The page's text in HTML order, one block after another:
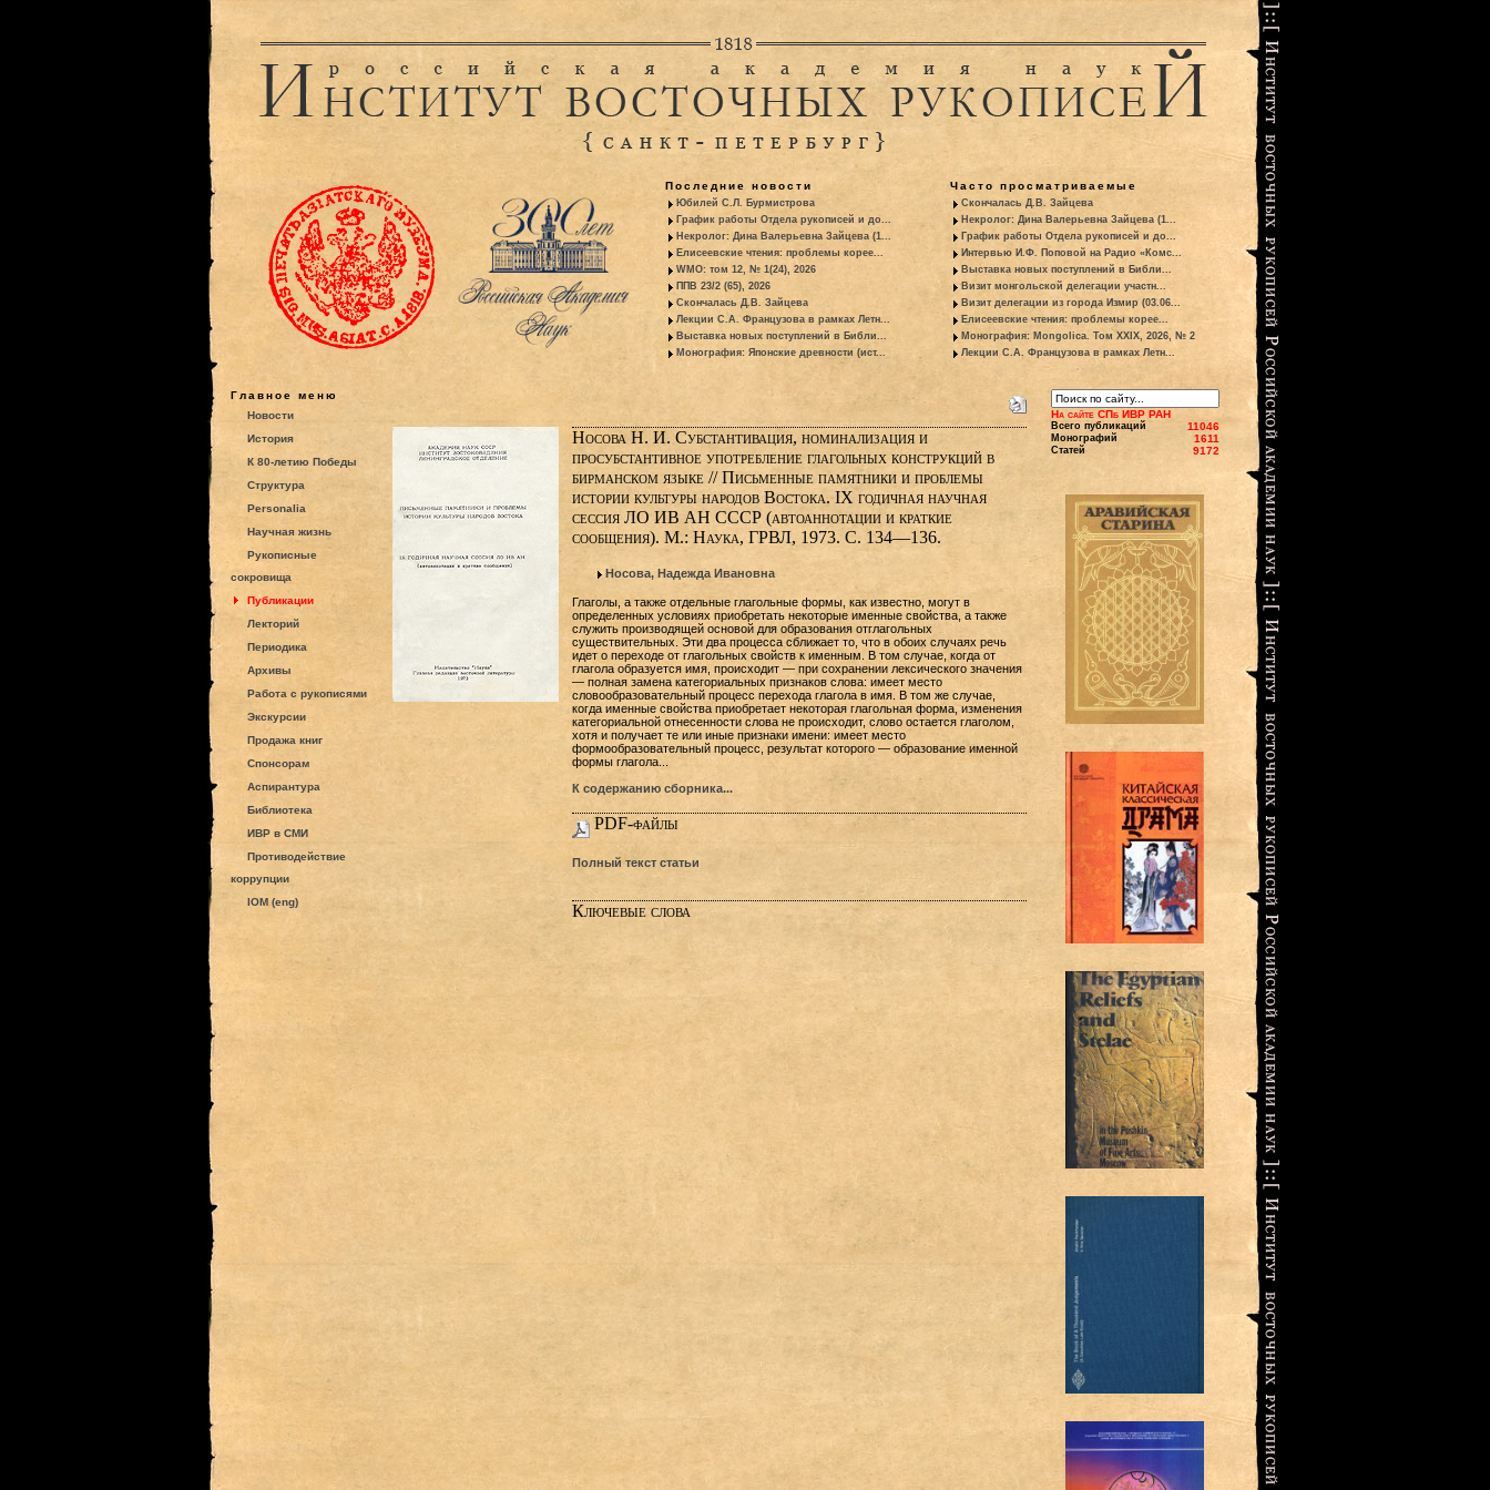
Последние новости
Юбилей С.Л. Бурмистрова
График работы Отдела рукописей и до...
Некролог: Дина Валерьевна Зайцева (1...
Елисеевские чтения: проблемы корее...
WMO: том 12, № 1(24), 2026
ППВ 23/2 (65), 2026
Скончалась Д.В. Зайцева
Лекции С.А. Французова в рамках Летн...
Выставка новых поступлений в Библи...
Монография: Японские древности (ист...
Часто просматриваемые
Скончалась Д.В. Зайцева
Некролог: Дина Валерьевна Зайцева (1...
График работы Отдела рукописей и до...
Интервью И.Ф. Поповой на Радио «Комс...
Выставка новых поступлений в Библи...
Визит монгольской делегации участн...
Визит делегации из города Измир (03.06...
Елисеевские чтения: проблемы корее...
Монография: Mongolica. Том XXIX, 2026, № 2
Лекции С.А. Французова в рамках Летн...
Главное меню
Новости
История
К 80-летию Победы
Структура
Personalia
Научная жизнь
Рукописные
сокровища
Публикации
Лекторий
Периодика
Архивы
Работа с рукописями
Экскурсии
Продажа книг
Спонсорам
Аспирантура
Библиотека
ИВР в СМИ
Противодействие
коррупции
IOM (eng)
Носова Н. И. Субстантивация, номинализация и
просубстантивное употребление глагольных конструкций в
бирманском языке // Письменные памятники и проблемы
истории культуры народов Востока. IX годичная научная
сессия ЛО ИВ АН СССР (автоаннотации и краткие
сообщения). М.: Наука, ГРВЛ, 1973. С. 134—136.
Носова, Надежда Ивановна
Глаголы, а также отдельные глагольные формы, как известно, могут в
определенных условиях приобретать некоторые именные свойства, а также
служить производящей основой для образования отглагольных
существительных. Эти два процесса сближает то, что в обоих случаях речь
идет о переходе от глагольных свойств к именным. В том случае, когда от
глагола образуется имя, происходит — при сохранении лексического значения
— полная замена категориальных признаков слова: имеет место
словообразовательный процесс перехода глагола в имя. В том же случае,
когда именные свойства приобретает некоторая глагольная форма, изменения
категориальной отнесенности слова не происходит, слово остается глаголом,
хотя и получает те или иные признаки имени: имеет место
формообразовательный процесс, результат которого — образование именной
формы глагола...
К содержанию сборника...
PDF-файлы
Полный текст статьи
Ключевые слова
На сайте СПб ИВР РАН
Всего публикаций 11046
Монографий 1611
Статей 9172